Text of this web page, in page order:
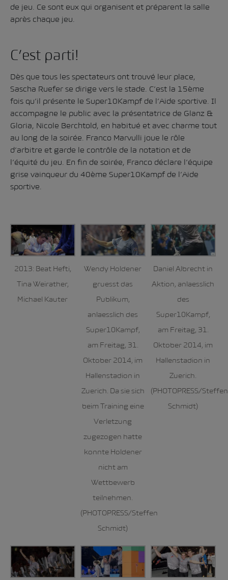
de jeu. Ce sont eux qui organisent et préparent la salle
après chaque jeu.
C’est parti!
Dès que tous les spectateurs ont trouvé leur place,
Sascha Ruefer se dirige vers le stade. C’est la 15ème
fois qu’il présente le Super10Kampf de l’Aide sportive. Il
accompagne le public avec la présentatrice de Glanz &
Gloria, Nicole Berchtold, en habitué et avec charme tout
au long de la soirée. Franco Marvulli joue le rôle
d’arbitre et garde le contrôle de la notation et de
l’équité du jeu. En fin de soirée, Franco déclare l’équipe
grise vainqueur du 40ème Super10Kampf de l’Aide
sportive.
2013: Beat Hefti,
Tina Weirather,
Michael Kauter
Wendy Holdener
gruesst das
Publikum,
anlaesslich des
Super10Kampf,
am Freitag, 31.
Oktober 2014, im
Hallenstadion in
Zuerich. Da sie sich
beim Training eine
Verletzung
zugezogen hatte
konnte Holdener
nicht am
Wettbewerb
teilnehmen.
(PHOTOPRESS/Steffen
Schmidt)
Daniel Albrecht in
Aktion, anlaesslich
des
Super10Kampf,
am Freitag, 31.
Oktober 2014, im
Hallenstadion in
Zuerich.
(PHOTOPRESS/Steffen
Schmidt)